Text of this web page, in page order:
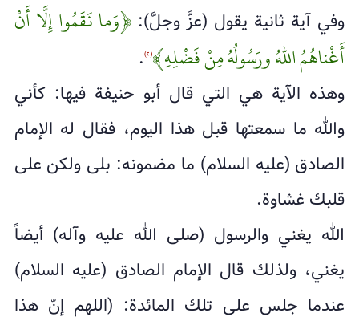
وفي آية ثانية يقول (عزَّ وجلَّ):﴿وَما نَقَمُوا إِلَّا أَنْ
أَغْناهُمُ اللهُ ورَسُولُهُ مِنْ فَضْلِهِ﴾(٢) .
وهذه الآية هي التي قال أبو حنيفة فيها: كأني
والله ما سمعتها قبل هذا اليوم، فقال له الإمام
الصادق (عليه السلام) ما مضمونه: بلى ولكن على
قلبك غشاوة.
الله يغني والرسول (صلى الله عليه وآله) أيضاً
يغني، ولذلك قال الإمام الصادق (عليه السلام)
عندما جلس على تلك المائدة: (اللهم إنّ هذا